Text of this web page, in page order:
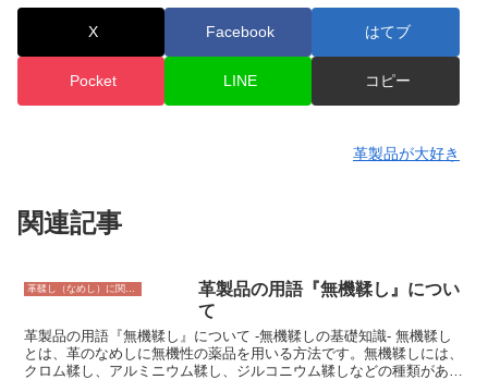
X Facebook はてブ
Pocket LINE コピー
革製品が大好き
関連記事
革製品の用語『無機鞣し』につい
て
革製品の用語『無機鞣し』について -無機鞣しの基礎知識- 無機鞣し
とは、革のなめしに無機性の薬品を用いる方法です。無機鞣しには、
クロム鞣し、アルミニウム鞣し、ジルコニウム鞣しなどの種類があり